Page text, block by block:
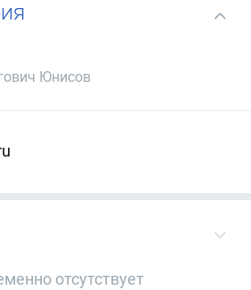
Юнисов
отсутствует